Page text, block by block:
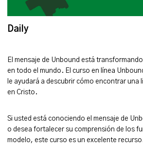
Daily
El mensaje de Unbound está
en todo el mundo. El curso en línea
le ayudará a descubrir cómo encontrar una
en Cristo.
Si usted está conociendo el mensaje de
o desea fortalecer su comprensión de los
modelo, este curso es un excelente